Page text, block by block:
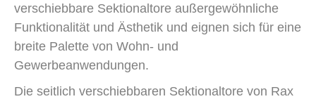
verschiebbare Sektionaltore außergewöhnliche
Funktionalität und Ästhetik und eignen sich für eine
breite Palette von Wohn- und
Gewerbeanwendungen.
Die seitlich verschiebbaren Sektionaltore von Rax